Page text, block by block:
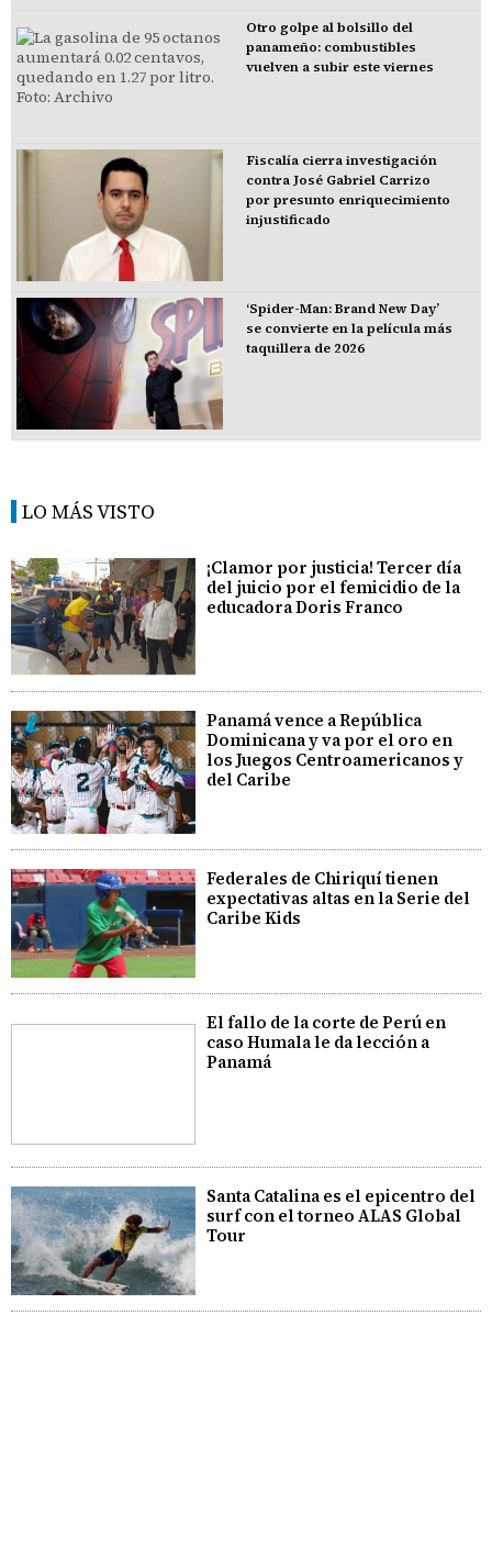
Otro golpe al bolsillo del
panameño: combustibles
vuelven a subir este viernes
Fiscalía cierra investigación
contra José Gabriel Carrizo
por presunto enriquecimiento
injustificado
‘Spider-Man: Brand New Day’
se convierte en la película más
taquillera de 2026
LO MÁS VISTO
¡Clamor por justicia! Tercer día
del juicio por el femicidio de la
educadora Doris Franco
Panamá vence a República
Dominicana y va por el oro en
los Juegos Centroamericanos y
del Caribe
Federales de Chiriquí tienen
expectativas altas en la Serie del
Caribe Kids
El fallo de la corte de Perú en
caso Humala le da lección a
Panamá
Santa Catalina es el epicentro del
surf con el torneo ALAS Global
Tour